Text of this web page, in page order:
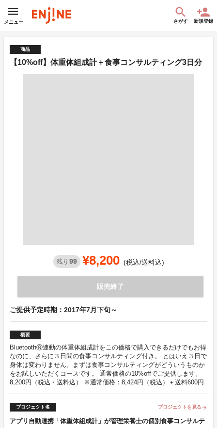
メニュー さがす 新規登録
商品
【10%off】体重体組成計＋食事コンサルティング3日分
残り 99 ¥8,200 (税込/送料込)
販売終了
ご提供予定時期：2017年7月下旬～
概要
BluetoothⓇ連動の体重体組成計をこの価格で購入できるだけでもお得
なのに、さらに３日間の食事コンサルティング付き。 とはいえ３日で
身体は変わりません。まずは食事コンサルティングがどういうものか
をお試しいただくコースです。 通常価格の10%offでご提供します。
8,200円（税込・送料込） ※通常価格：8,424円（税込）＋送料600円
プロジェクト名 プロジェクトを見る arrow_forward
アプリ自動連携「体重体組成計」が管理栄養士の個別食事コンサルテ